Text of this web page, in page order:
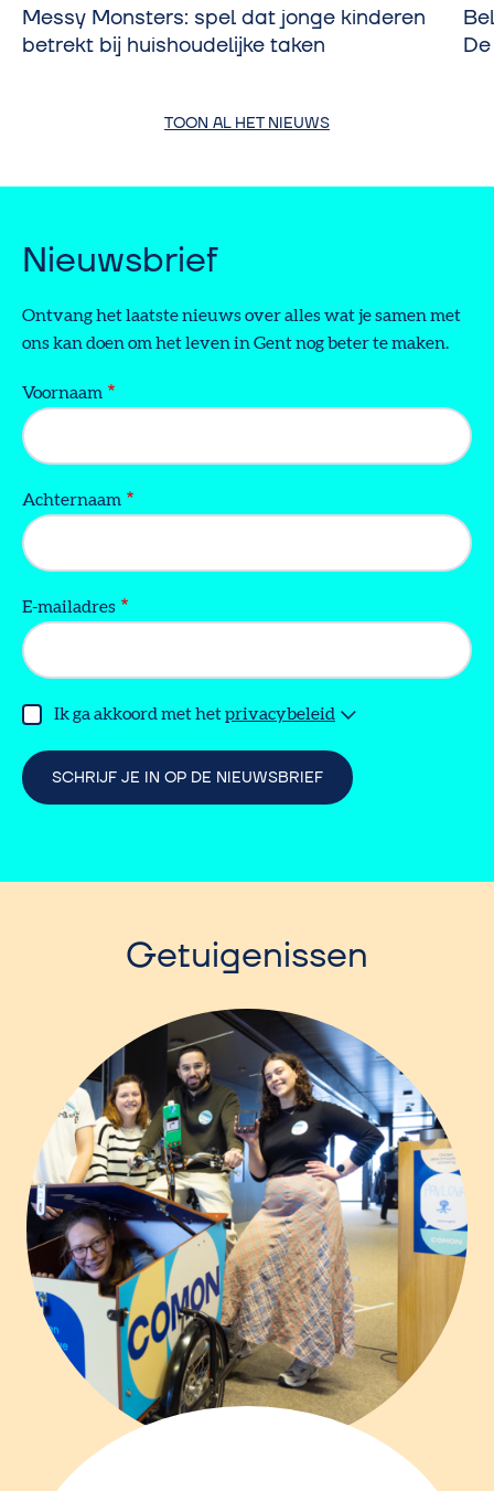
Messy Monsters: spel dat jonge kinderen
betrekt bij huishoudelijke taken
TOON AL HET NIEUWS
Nieuwsbrief
Ontvang het laatste nieuws over alles wat je samen met
ons kan doen om het leven in Gent nog beter te maken.
Voornaam
Achternaam
E-mailadres
Ik ga akkoord met hetprivacybeleid
Getuigenissen